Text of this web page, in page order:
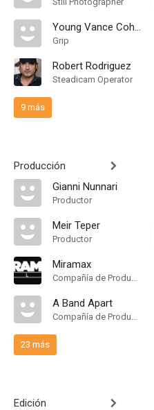
Young Vance Cohen
Grip
Robert Rodriguez
Steadicam Operator
9 más
Producción
Gianni Nunnari
Productor
Meir Teper
Productor
Miramax
Compañía de Produccion
A Band Apart
Compañía de Produccion
23 más
Edición